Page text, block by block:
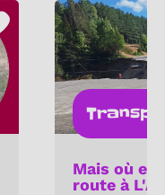
Mais où
route à